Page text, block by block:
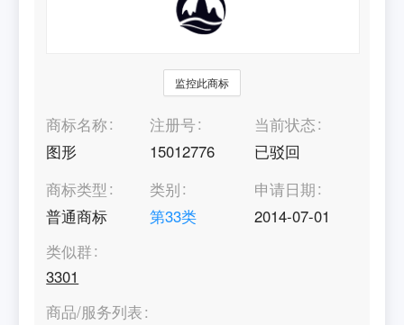
监控此商标
商标名称
图形
注册号
15012776
当前状态
已驳回
商标类型
普通商标
类别
第33类
申请日期
2014-07-01
类似群
3301
商品/服务列表